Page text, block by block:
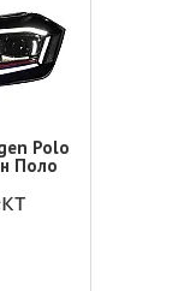
Polo
Поло